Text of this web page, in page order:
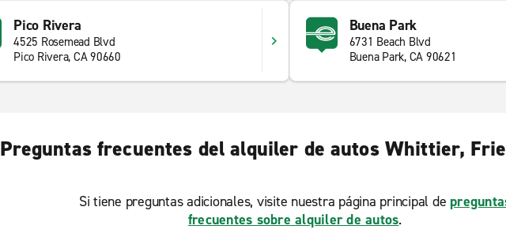
Pico Rivera
4525 Rosemead Blvd
Pico Rivera, CA 90660
Buena Park
6731 Beach Blvd
Buena Park, CA 90621
Preguntas frecuentes del alquiler de autos Whittier,
Si tiene preguntas adicionales, visite nuestra página principal de
frecuentes sobre alquiler de autos.